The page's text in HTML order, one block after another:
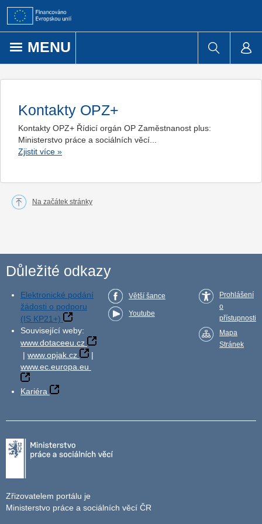
Přejít k obsahu
MENU
Kontakty OPZ+
Kontakty OPZ+ Řídicí orgán OP Zaměstnanost plus:
Ministerstvo práce a sociálních věcí...
Zjistit více »
Na začátek stránky
Důležité odkazy
Elektronické podání
žádosti o podporu
(IS KP21+)
Související weby:
www.dotaceeu.cz
| www.opjak.cz
|
www.ec.europa.eu
Kariéra
Větší šance
Youtube
Prohlášení
o
přístupnosti
Mapa
Stránek
Zřizovatelem portálu je
Ministerstvo práce a sociálních věcí ČR